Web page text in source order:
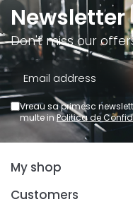
Newsletter
Don't miss our
Vreau sa primesc
multe inPolitica de
My shop
Customers